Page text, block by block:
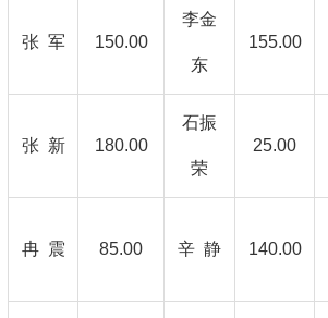
张 军 150.00
李金
东
155.00
张 新 180.00
石振
荣
25.00
冉 震 85.00 辛 静 140.00